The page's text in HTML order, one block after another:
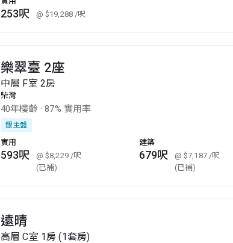
253呎 @ $19,288 /呎
樂翠臺 2座
中層 F室 2房
柴灣
40年樓齡 ·87% 實用率
銀主盤
實用
593呎 @ $8,229 /呎
(已補)
建築
679呎 @ $7,187 /呎
(已補)
遠晴
高層 C室 1房 (1套房)